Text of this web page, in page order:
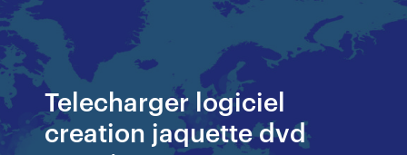
Telecharger logiciel
creation jaquette dvd